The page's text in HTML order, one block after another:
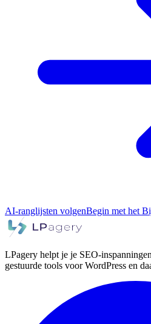
AI-ranglijsten volgenBegin met het
LPagery helpt je je SEO-
gestuurde tools voor WordPress en